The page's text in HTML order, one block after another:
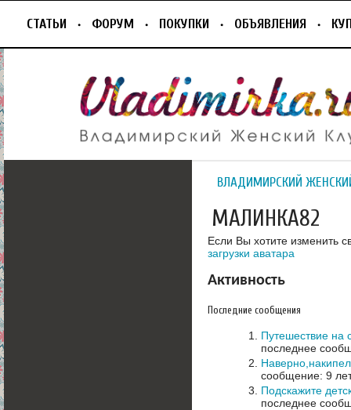
СТАТЬИ ФОРУМ ПОКУПКИ ОБЪЯВЛЕНИЯ
ВЛАДИМИРСКИЙ
МАЛИНКА82
Если Вы хотите изменить
загрузки аватара
Активность
Последние сообщения
Путешествие на
последнее
сообщение: 9
Подскажите
последнее